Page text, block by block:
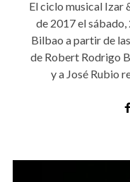
El ciclo musical Izar
de 2017 el
Bilbao a partir de
de Robert Rodrigo
y a José Rubio